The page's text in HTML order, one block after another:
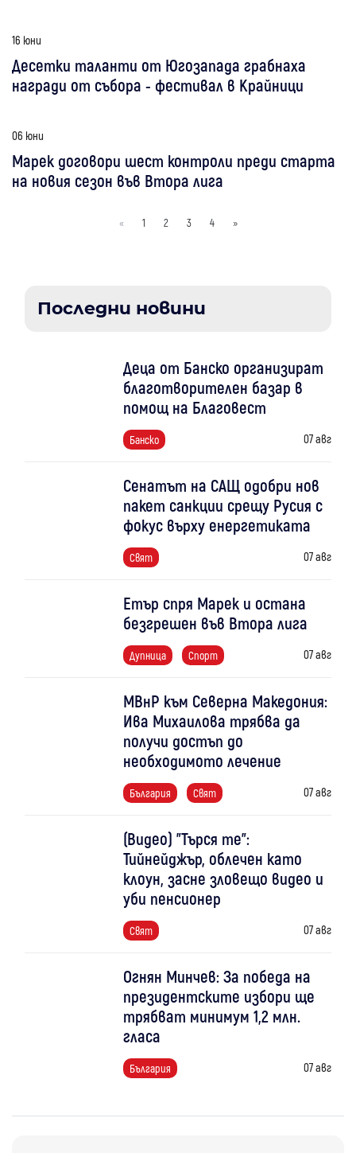
16 юни
Десетки таланти от Югозапада грабнаха
награди от събора - фестивал в Крайници
06 юни
Марек договори шест контроли преди старта
на новия сезон във Втора лига
« 1 2 3 4 »
Последни новини
Деца от Банско организират
благотворителен базар в
помощ на Благовест
Банско 07 авг
Сенатът на САЩ одобри нов
пакет санкции срещу Русия с
фокус върху енергетиката
Свят 07 авг
Етър спря Марек и остана
безгрешен във Втора лига
Дупница Спорт 07 авг
МВнР към Северна Македония:
Ива Михаилова трябва да
получи достъп до
необходимото лечение
България Свят 07 авг
(Видео) "Търся те":
Тийнейджър, облечен като
клоун, засне зловещо видео и
уби пенсионер
Свят 07 авг
Огнян Минчев: За победа на
президентските избори ще
трябват минимум 1,2 млн.
гласа
България 07 авг